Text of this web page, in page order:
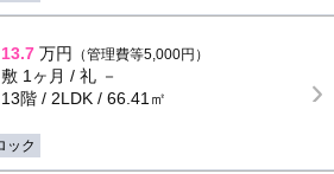
13.7 万円 （管理費等5,000円）
敷 1ヶ月 / 礼 －
13階 / 2LDK / 66.41㎡
ック